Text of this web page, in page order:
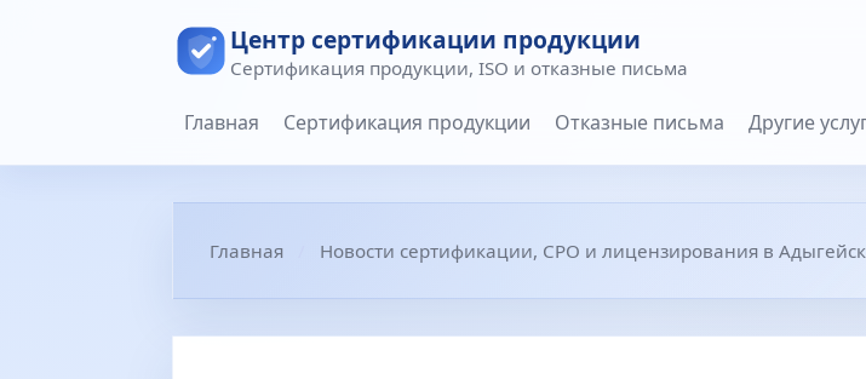
Центр сертификации продукции
Сертификация продукции, ISO и отказные письма
Главная Сертификация продукции Отказные письма Другие
Главная Новости сертификации, СРО и лицензирования в